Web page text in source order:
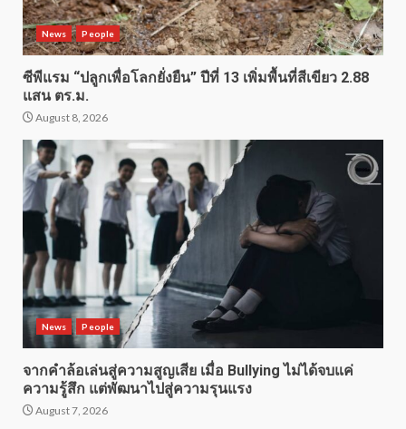
News People
ซีพีแรม “ปลูกเพื่อโลกยั่งยืน” ปีที่ 13 เพิ่มพื้นที่สีเขียว 2.88
แสน ตร.ม.
August 8, 2026
News People
จากคำล้อเล่นสู่ความสูญเสีย เมื่อ Bullying ไม่ได้จบแค่
ความรู้สึก แต่พัฒนาไปสู่ความรุนแรง
August 7, 2026